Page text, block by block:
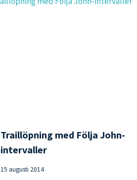
Traillöpning med Följa John-
intervaller
15 augusti 2014